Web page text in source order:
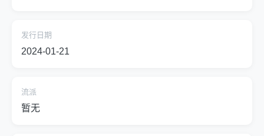
发行日期
2024-01-21
流派
暂无